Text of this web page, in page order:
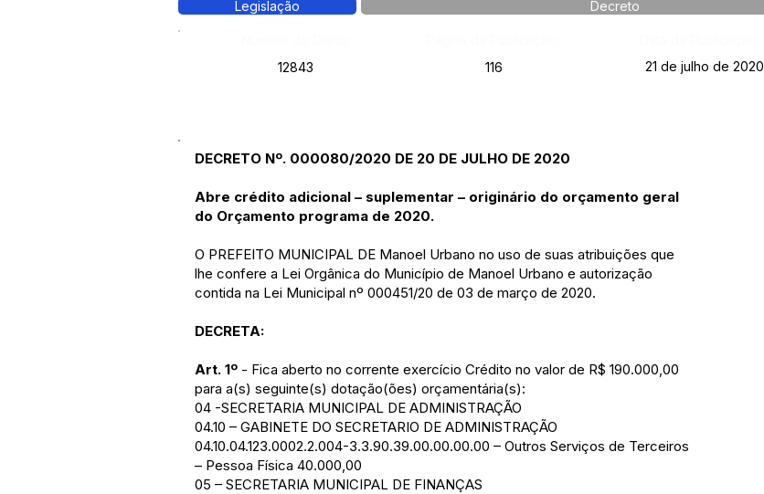
Legislação Decreto
12843
116 21 de julho de 2020
DECRETO Nº. 000080/2020 DE 20 DE JULHO DE 2020
Abre crédito adicional – suplementar – originário do orçamento geral
do Orçamento programa de 2020.
O PREFEITO MUNICIPAL DE Manoel Urbano no uso de suas atribuições que
lhe confere a Lei Orgânica do Município de Manoel Urbano e autorização
contida na Lei Municipal nº 000451/20 de 03 de março de 2020.
DECRETA:
Art. 1º - Fica aberto no corrente exercício Crédito no valor de R$ 190.000,00
para a(s) seguinte(s) dotação(ões) orçamentária(s):
04 -SECRETARIA MUNICIPAL DE ADMINISTRAÇÃO
04.10 – GABINETE DO SECRETARIO DE ADMINISTRAÇÃO
04.10.04.123.0002.2.004-3.3.90.39.00.00.00.00 – Outros Serviços de Terceiros
– Pessoa Física 40.000,00
05 – SECRETARIA MUNICIPAL DE FINANÇAS